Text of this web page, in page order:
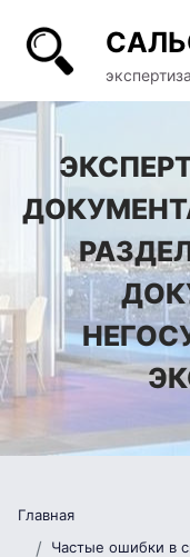
Главная
Частые ошибки в